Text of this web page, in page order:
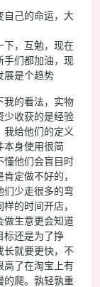
自己的命运，大
下，互勉，现在
手们都加油，现
展是个趋势
我的看法，实物
少收获的是经验
我给他们的定义
本身使用很简
懂他们会盲目时
定做不好的，
们少走很多的弯
的时间开店，
做生意更会知道
标还是为了挣
长就要更快，不
高了在淘宝上有
的爬。孰轻孰重